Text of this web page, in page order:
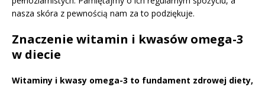
nasza skóra z pewnością nam za to podziękuje.
Znaczenie witamin i kwasów omega-3
w diecie
Witaminy i kwasy omega-3 to fundament zdrowej diety,